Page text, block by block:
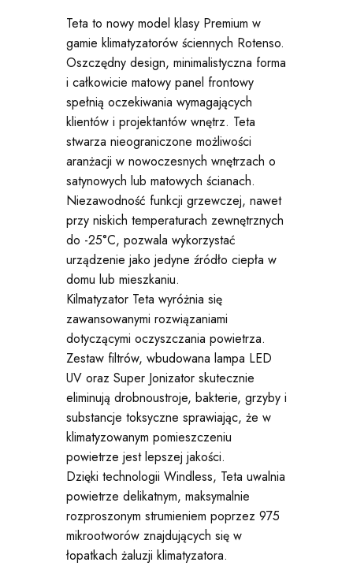
Teta to nowy model klasy Premium w
gamie klimatyzatorów ściennych Rotenso.
Oszczędny design, minimalistyczna forma
i całkowicie matowy panel frontowy
spełnią oczekiwania wymagających
klientów i projektantów wnętrz. Teta
stwarza nieograniczone możliwości
aranżacji w nowoczesnych wnętrzach o
satynowych lub matowych ścianach.
Niezawodność funkcji grzewczej, nawet
przy niskich temperaturach zewnętrznych
do -25°C, pozwala wykorzystać
urządzenie jako jedyne źródło ciepła w
domu lub mieszkaniu.
Kilmatyzator Teta wyróżnia się
zawansowanymi rozwiązaniami
dotyczącymi oczyszczania powietrza.
Zestaw filtrów, wbudowana lampa LED
UV oraz Super Jonizator skutecznie
eliminują drobnoustroje, bakterie, grzyby i
substancje toksyczne sprawiając, że w
klimatyzowanym pomieszczeniu
powietrze jest lepszej jakości.
Dzięki technologii Windless, Teta uwalnia
powietrze delikatnym, maksymalnie
rozproszonym strumieniem poprzez 975
mikrootworów znajdujących się w
łopatkach żaluzji klimatyzatora.